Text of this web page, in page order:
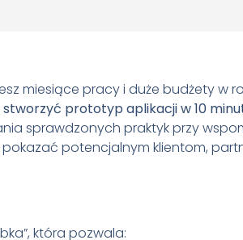
miesiące pracy i duże budżety w
stworzyć prototyp aplikacji w 10
sprawdzonych praktyk przy
potencjalnym klientom,
która pozwala: